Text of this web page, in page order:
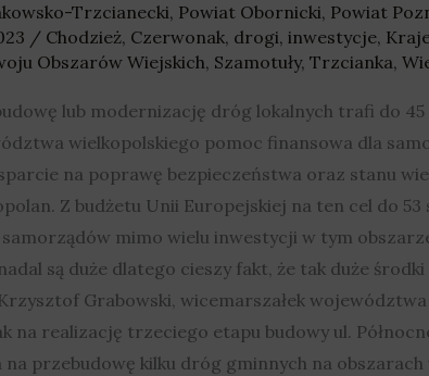
Trzcianecki, Powiat Obornicki, Powiat
/ Chodzież, Czerwonak, drogi, inwestycje,
Obszarów Wiejskich, Szamotuły, Trzcianka,
lub modernizację dróg lokalnych trafi do
wielkopolskiego pomoc finansowa dla
na poprawę bezpieczeństwa oraz stanu
Z budżetu Unii Europejskiej na ten cel do
mimo wielu inwestycji w tym
są duże dlatego cieszy fakt, że tak duże
Grabowski, wicemarszałek
na realizację trzeciego etapu budowy ul.
przebudowę kilku dróg gminnych na